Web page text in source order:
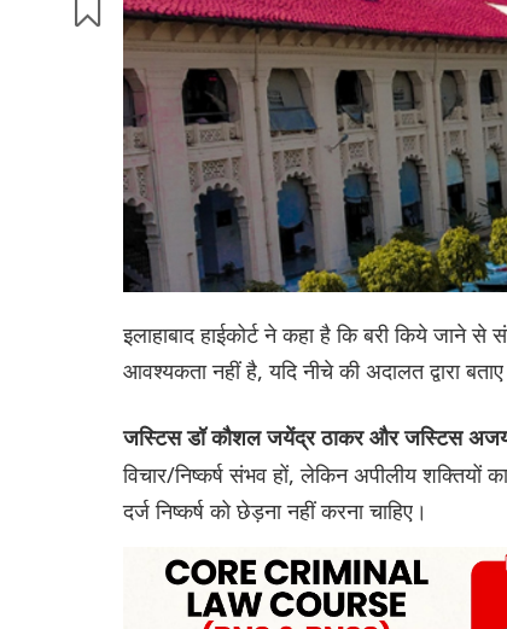
इलाहाबाद हाईकोर्ट ने कहा है कि बरी किये जाने
आवश्यकता नहीं है, यदि नीचे की अदालत द्वारा
जस्टिस डॉ कौशल जयेंद्र ठाकर और जस्टिस अजय
विचार/निष्कर्ष संभव हों, लेकिन अपीलीय शक्तियों
दर्ज निष्कर्ष को छेड़ना नहीं करना चाहिए।